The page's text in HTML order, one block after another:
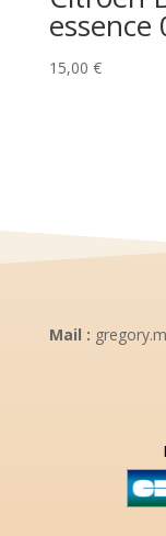
essence
15,00 €
Mail :